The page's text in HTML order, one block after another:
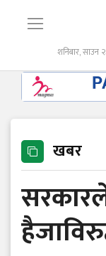
शनिबार, साउन
खबर
सरकारले